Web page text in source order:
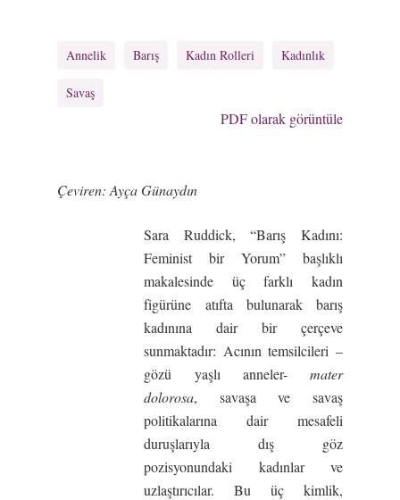
Annelik Barış Kadın Rolleri Kadınlık
Savaş
PDF olarak görüntüle
Çeviren: Ayça Günaydın
Sara Ruddick, “Barış Kadını:
Feminist bir Yorum” başlıklı
makalesinde üç farklı kadın
figürüne atıfta bulunarak barış
kadınına dair bir çerçeve
sunmaktadır: Acının temsilcileri –
gözü yaşlı anneler- mater
dolorosa, savaşa ve savaş
politikalarına dair mesafeli
duruşlarıyla dış göz
pozisyonundaki kadınlar ve
uzlaştırıcılar. Bu üç kimlik,